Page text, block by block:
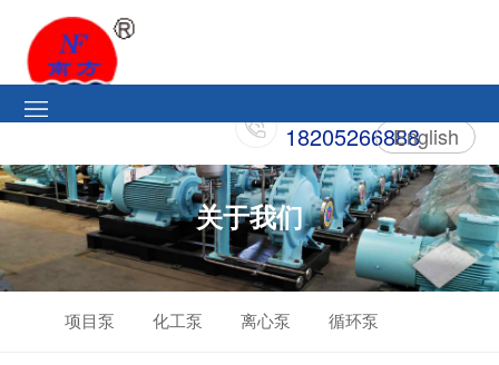
18205266888English
关于我们
项目泵 化工泵 离心泵 循环泵